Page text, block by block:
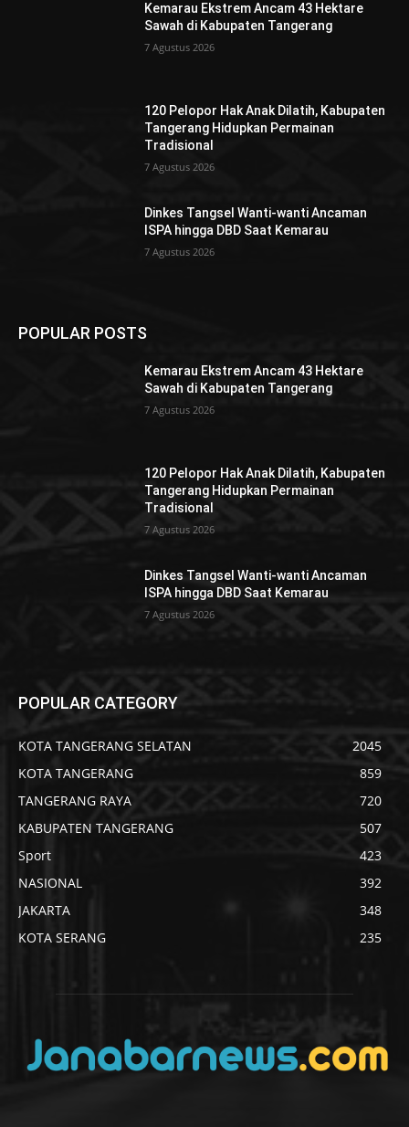
Kemarau Ekstrem Ancam 43 Hektare
Sawah di Kabupaten Tangerang
7 Agustus 2026
120 Pelopor Hak Anak Dilatih, Kabupaten
Tangerang Hidupkan Permainan
Tradisional
7 Agustus 2026
Dinkes Tangsel Wanti-wanti Ancaman
ISPA hingga DBD Saat Kemarau
7 Agustus 2026
POPULAR POSTS
Kemarau Ekstrem Ancam 43 Hektare
Sawah di Kabupaten Tangerang
7 Agustus 2026
120 Pelopor Hak Anak Dilatih, Kabupaten
Tangerang Hidupkan Permainan
Tradisional
7 Agustus 2026
Dinkes Tangsel Wanti-wanti Ancaman
ISPA hingga DBD Saat Kemarau
7 Agustus 2026
POPULAR CATEGORY
KOTA TANGERANG SELATAN
2045
KOTA TANGERANG
859
TANGERANG RAYA
720
KABUPATEN TANGERANG
507
Sport
423
NASIONAL
392
JAKARTA
348
KOTA SERANG
235